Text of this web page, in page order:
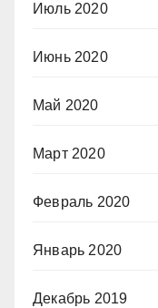
Июль 2020
Июнь 2020
Май 2020
Март 2020
Февраль 2020
Январь 2020
Декабрь 2019